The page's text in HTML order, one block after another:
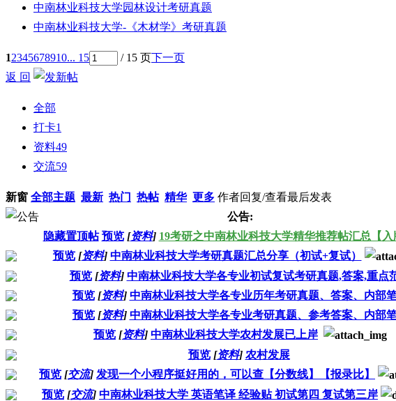
中南林业科技大学园林设计考研真题
中南林业科技大学-《木材学》考研真题
12345678910... 15 / 15 页下一页
返 回
全部
打卡1
资料49
交流59
新窗 全部主题 最新 热门 热帖 精华 更多 作者回复/查看最后发表
公告:
隐藏置顶帖 预览 [资料] 19考研之中南林业科技大学精华推荐帖汇总【入
预览 [资料] 中南林业科技大学考研真题汇总分享（初试+复试）
预览 [资料] 中南林业科技大学各专业初试复试考研真题,答案,重点
预览 [资料] 中南林业科技大学各专业历年考研真题、答案、内部
预览 [资料] 中南林业科技大学各专业考研真题、参考答案、内部
预览 [资料] 中南林业科技大学农村发展已上岸
预览 [资料] 农村发展
预览 [交流] 发现一个小程序挺好用的，可以查【分数线】【报录比】
预览 [交流] 中南林业科技大学 英语笔译 经验贴 初试第四 复试第三岸